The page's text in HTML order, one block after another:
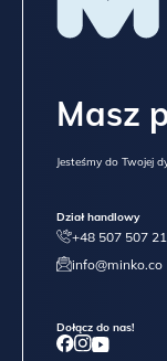
Masz
Jesteśmy do Twojej
Dział handlowy
+48 507 507
info@minko.co
Dołącz do nas!